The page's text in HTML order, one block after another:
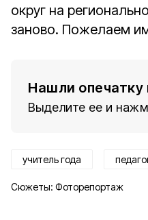
округ на
заново. Пожелаем
Нашли опечатку
Выделите ее и
учитель года
Сюжеты: Фоторепортаж